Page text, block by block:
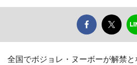
全国でボジョレ・ヌーボーが解禁と